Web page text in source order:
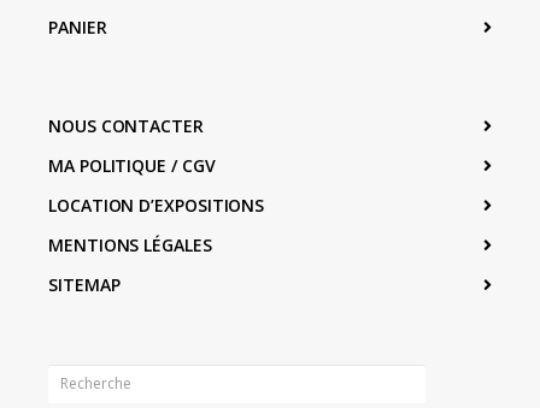
PANIER
NOUS CONTACTER
MA POLITIQUE / CGV
LOCATION D’EXPOSITIONS
MENTIONS LÉGALES
SITEMAP